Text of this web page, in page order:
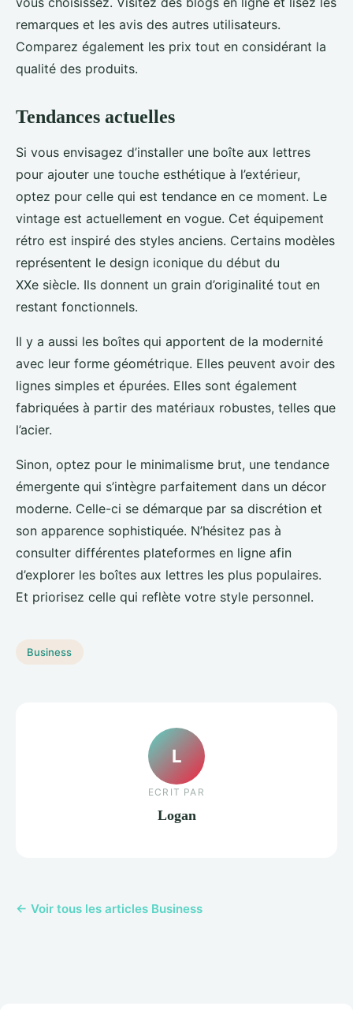
remarques et les avis des autres utilisateurs.
Comparez également les prix tout en considérant la
qualité des produits.
Tendances actuelles
Si vous envisagez d’installer une boîte aux lettres
pour ajouter une touche esthétique à l’extérieur,
optez pour celle qui est tendance en ce moment. Le
vintage est actuellement en vogue. Cet équipement
rétro est inspiré des styles anciens. Certains modèles
représentent le design iconique du début du
XXe siècle. Ils donnent un grain d’originalité tout en
restant fonctionnels.
Il y a aussi les boîtes qui apportent de la modernité
avec leur forme géométrique. Elles peuvent avoir des
lignes simples et épurées. Elles sont également
fabriquées à partir des matériaux robustes, telles que
l’acier.
Sinon, optez pour le minimalisme brut, une tendance
émergente qui s’intègre parfaitement dans un décor
moderne. Celle-ci se démarque par sa discrétion et
son apparence sophistiquée. N’hésitez pas à
consulter différentes plateformes en ligne afin
d’explorer les boîtes aux lettres les plus populaires.
Et priorisez celle qui reflète votre style personnel.
Business
L
ECRIT PAR
Logan
← Voir tous les articles Business